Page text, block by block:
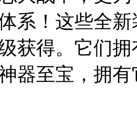
系！这些全
获得。它们
器至宝，拥